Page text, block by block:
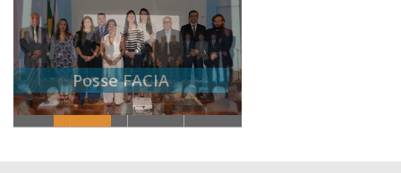
Posse FACIA